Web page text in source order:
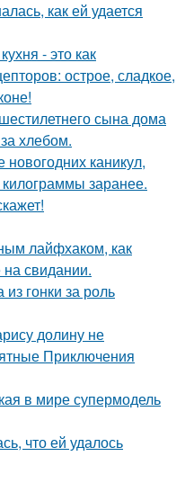
как ей удается
- это как
острое, сладкое,
сына дома
хлебом.
каникул,
заранее.
лайфхаком, как
на свидании.
гонки за роль
долину не
Приключения
в мире супермодель
что ей удалось